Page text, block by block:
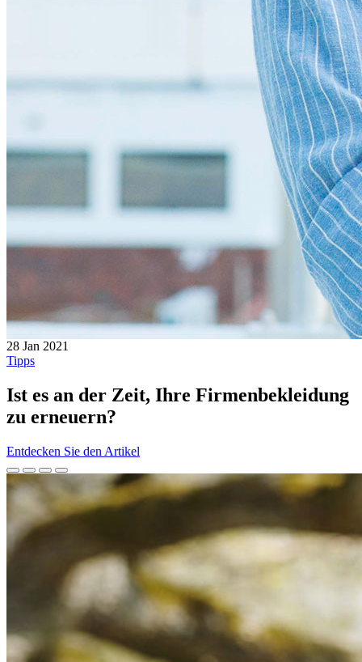
28 Jan 2021
Tipps
Ist es an der Zeit, Ihre Firmenbekleidung
zu erneuern?
Entdecken Sie den Artikel